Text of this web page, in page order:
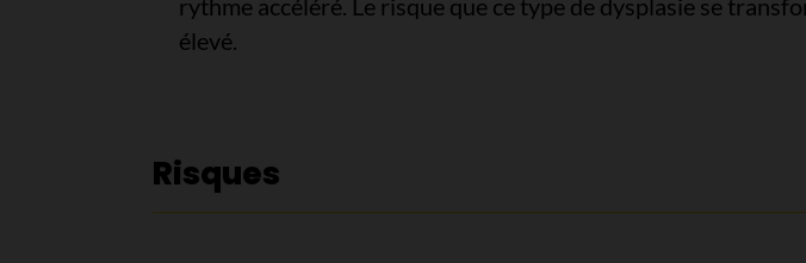
rythme accéléré. Le risque que ce type de dysplasie se
élevé.
Risques